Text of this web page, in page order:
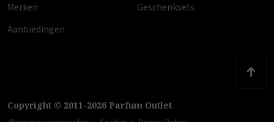
Merken
Geschenksets
Aanbiedingen
Copyright © 2011-2026 Parfum Outlet